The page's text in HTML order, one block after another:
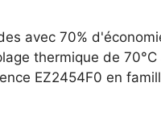
avec 70%
thermique de
EZ2454F0 en